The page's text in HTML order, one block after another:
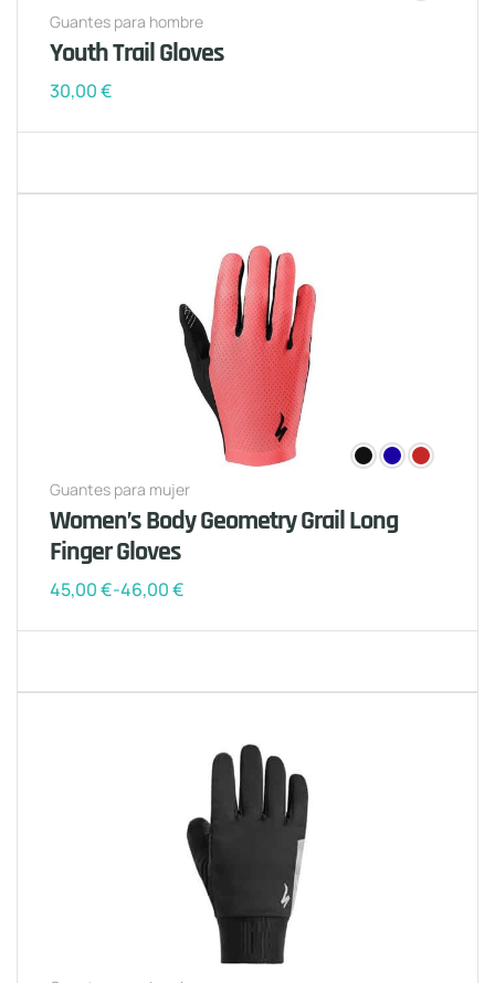
Guantes para hombre
Youth Trail Gloves
30,00€
Guantes para mujer
Women’s Body Geometry Grail Long
Finger Gloves
45,00€-46,00€